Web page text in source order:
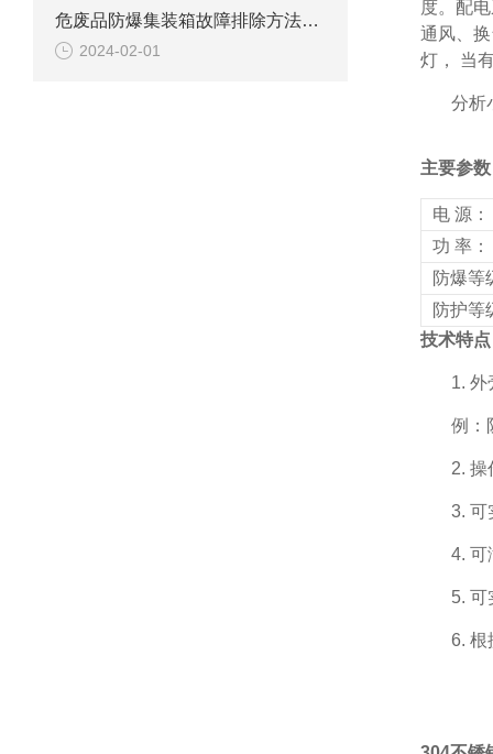
危废品防爆集装箱故障排除方法解析
2024-02-01
度。配
通风、
灯，
当
分析
主要参数
电 源：
功 率：
防爆等
防护等
技术特点
1. 外
例：
2. 操
3. 可
4. 可
5. 可
6. 根